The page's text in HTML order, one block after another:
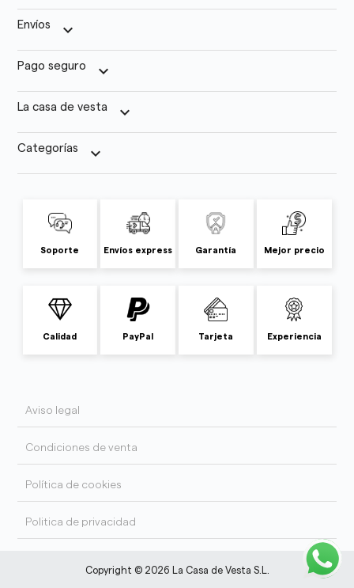
Envíos keyboard_arrow_down
Pago seguro keyboard_arrow_down
La casa de vesta keyboard_arrow_down
Categorías keyboard_arrow_down
Soporte Envíos express Garantía Mejor precio
Calidad PayPal Tarjeta Experiencia
Aviso legal
Condiciones de venta
Política de cookies
Politica de privacidad
Copyright © 2026 La Casa de Vesta S.L.